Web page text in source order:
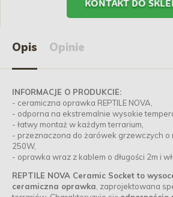
KONTAKT DO
Opis Opinie
INFORMACJE O PRODUKCIE:
- ceramiczna oprawka REPTILE NOVA,
- odporna na ekstremalnie wysokie
- łatwy montaż w każdym terrarium,
- przeznaczona do żarówek grzewczych o
250W,
- oprawka wraz z kablem o długości 2m i
REPTILE NOVA Ceramic Socket to
ceramiczna oprawka , zaprojektowana